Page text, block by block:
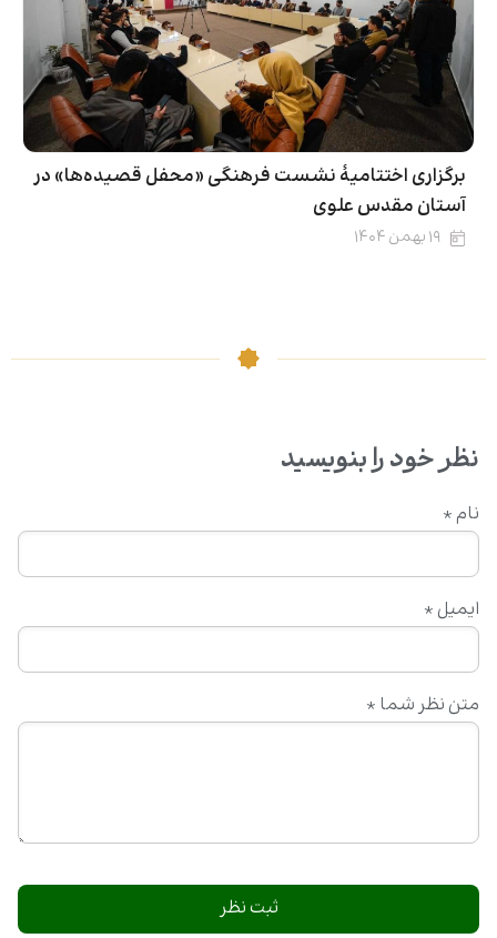
برگزاری اختتامیۀ نشست فرهنگی «محفل قصیده‌ها» در
آستان مقدس علوی
۱۹ بهمن ۱۴۰۴
نظر خود را بنویسید
متن نظر شما *
نام *
ایمیل *